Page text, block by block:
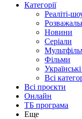
Категорії
Реаліті-
Новини
Серіали
Фільми
Всі
Всі проєкти
Онлайн
ТБ програма
Еще